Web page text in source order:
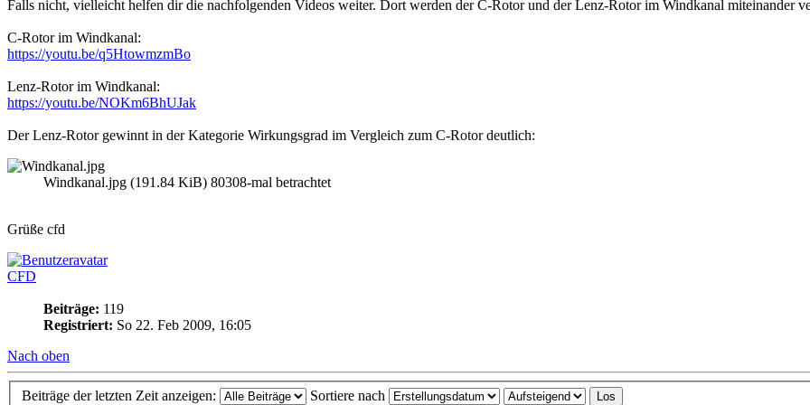
Falls nicht, vielleicht helfen dir die nachfolgenden Videos weiter. Dort werden der C-Rotor und der Lenz-Rotor im Windkanal miteinander
C-Rotor im Windkanal:
https://youtu.be/q5HtowmzmBo
Lenz-Rotor im Windkanal:
https://youtu.be/NOKm6BhUJak
Der Lenz-Rotor gewinnt in der Kategorie Wirkungsgrad im Vergleich zum C-Rotor deutlich:
Windkanal.jpg (191.84 KiB) 80308-mal betrachtet
Grüße cfd
CFD
Beiträge: 119
Registriert: So 22. Feb 2009, 16:05
Nach oben
Beiträge der letzten Zeit anzeigen: Sortiere nach